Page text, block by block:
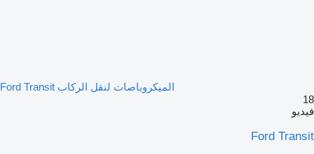
الميكروباصات لنقل الركاب Ford Transit
18
فيديو
Ford Transit